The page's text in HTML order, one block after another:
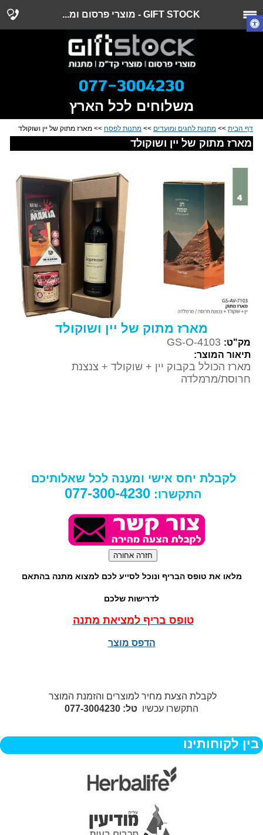
GIFT STOCK - מוצרי פרסום ומ...
משלוחים לכל הארץ
דף הבית >> מתנות לחגים ומועדים >> מתנות לפסח >> מארז מתוק של יין ושוקולד
מארז מתוק של יין ושוקולד
מארז מתוק של יין ושוקולד
מק"ט: GS-O-4103
תיאור המוצר:
מארז הכולל בקבוק יין + שוקולד + צנצנת
חרוסת/מרמלדה
לקבלת יחס אישי ומענה לכל שאלותיכם
התקשרו: 077-300-4230
מלאו את טופס הבריף ונוכל לסייע לכם למצוא מתנה בהתאם
לדרישות שלכם
טופס בריף למציאת מתנה
הדפס מוצר
לקבלת הצעת מחיר למוצרים והזמנת המוצר
התקשרו עכשיו טל: 077-3004230
בין לקוחותינו